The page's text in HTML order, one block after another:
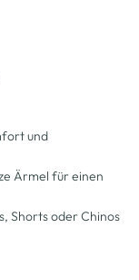
und
Ärmel für einen
Shorts oder Chinos